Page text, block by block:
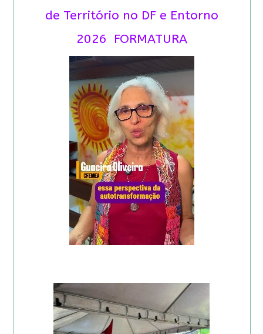
de Território no DF e Entorno
2026 FORMATURA